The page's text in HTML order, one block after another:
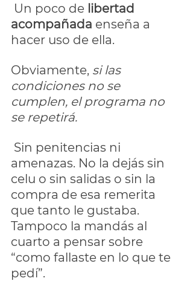
Un poco de libertad
acompañada enseña a
hacer uso de ella.
Obviamente, si las
condiciones no se
cumplen, el programa no
se repetirá.
amenazas. No la dejás sin
celu o sin salidas o sin la
compra de esa remerita
que tanto le gustaba.
Tampoco la mandás al
cuarto a pensar sobre
“como fallaste en lo que te
pedí”.